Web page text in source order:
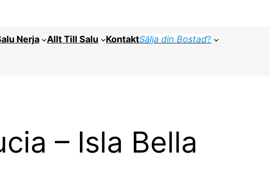
Nerja Allt Till Salu KontaktSälja din Bostad?
– Isla Bella